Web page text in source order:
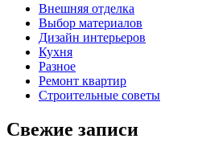
Внешняя отделка
Выбор материалов
Дизайн интерьеров
Кухня
Разное
Ремонт квартир
Строительные советы
Свежие записи